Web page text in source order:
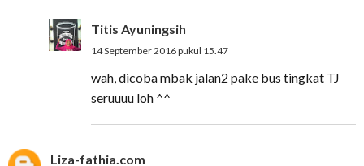
Titis Ayuningsih
14 September 2016 pukul 15.47
wah, dicoba mbak jalan2 pake bus tingkat TJ
seruuuu loh ^^
Liza-fathia.com